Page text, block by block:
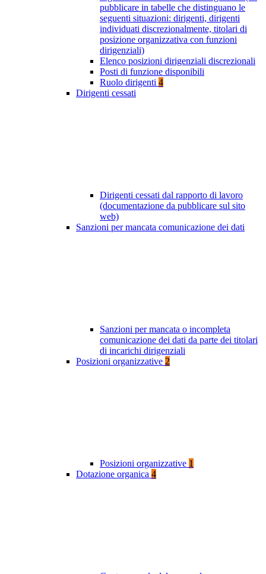
pubblicare in tabelle che distinguano le
seguenti situazioni: dirigenti, dirigenti
individuati discrezionalmente, titolari di
posizione organizzativa con funzioni
dirigenziali)
Elenco posizioni dirigenziali discrezionali
Posti di funzione disponibili
Ruolo dirigenti 4
Dirigenti cessati
Dirigenti cessati dal rapporto di lavoro
(documentazione da pubblicare sul sito
web)
Sanzioni per mancata comunicazione dei dati
Sanzioni per mancata o incompleta
comunicazione dei dati da parte dei titolari
di incarichi dirigenziali
Posizioni organizzative 2
Posizioni organizzative 1
Dotazione organica 4